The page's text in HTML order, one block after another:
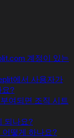
계정이 있는
에서 사용자가
?
여되면 조직 시트
되나요?
떻게 하나요?